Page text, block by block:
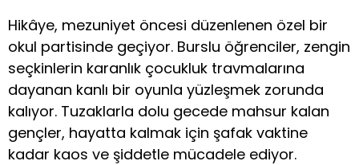
Hikâye, mezuniyet öncesi düzenlenen özel bir
okul partisinde geçiyor. Burslu öğrenciler, zengin
seçkinlerin karanlık çocukluk travmalarına
dayanan kanlı bir oyunla yüzleşmek zorunda
kalıyor. Tuzaklarla dolu gecede mahsur kalan
gençler, hayatta kalmak için şafak vaktine
kadar kaos ve şiddetle mücadele ediyor.